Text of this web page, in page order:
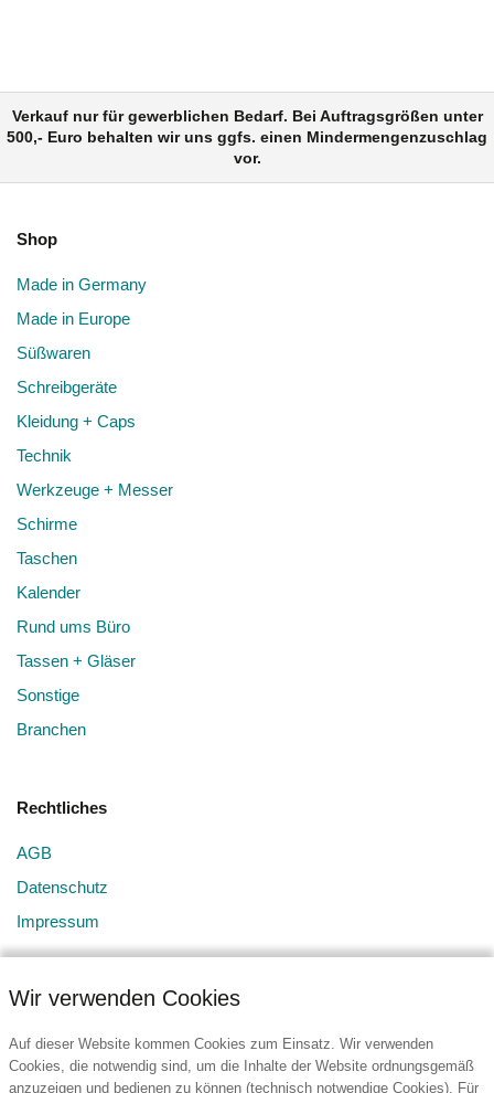
Verkauf nur für gewerblichen Bedarf. Bei Auftragsgrößen unter
500,- Euro behalten wir uns ggfs. einen Mindermengenzuschlag
vor.
Shop
Made in Germany
Made in Europe
Süßwaren
Schreibgeräte
Kleidung + Caps
Technik
Werkzeuge + Messer
Schirme
Taschen
Kalender
Rund ums Büro
Tassen + Gläser
Sonstige
Branchen
Rechtliches
AGB
Datenschutz
Impressum
Wir verwenden Cookies
Auf dieser Website kommen Cookies zum Einsatz. Wir verwenden
Cookies, die notwendig sind, um die Inhalte der Website ordnungsgemäß
anzuzeigen und bedienen zu können (technisch notwendige Cookies). Für